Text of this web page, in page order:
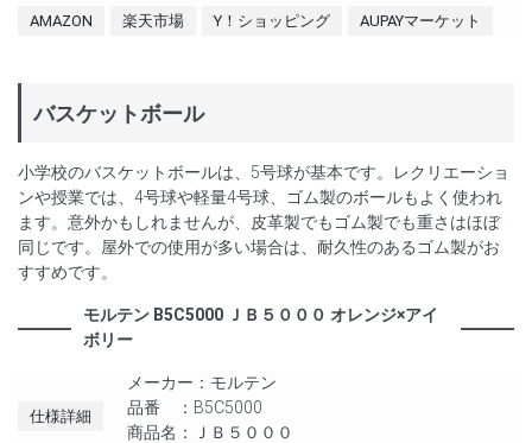
AMAZON 楽天市場 Y！ショッピング AUPAYマーケット
バスケットボール
小学校のバスケットボールは、5号球が基本です。レクリエーショ
ンや授業では、4号球や軽量4号球、ゴム製のボールもよく使われ
ます。意外かもしれませんが、皮革製でもゴム製でも重さはほぼ
同じです。屋外での使用が多い場合は、耐久性のあるゴム製がお
すすめです。
モルテン B5C5000 ＪＢ５０００ オレンジ×アイ
ボリー
仕様詳細
メーカー：モルテン
品番 ：B5C5000
商品名：ＪＢ５０００